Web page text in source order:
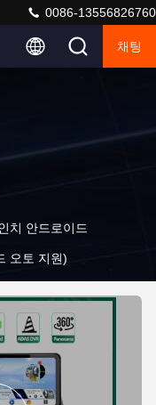
0086-13556826760
채팅
치 안드로이드
오토 지원)